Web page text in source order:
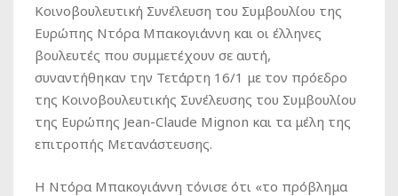
Κοινοβουλευτική Συνέλευση του Συμβουλίου της
Ευρώπης Ντόρα Μπακογιάννη και οι έλληνες
βουλευτές που συμμετέχουν σε αυτή,
συναντήθηκαν την Τετάρτη 16/1 με τον πρόεδρο
της Κοινοβουλευτικής Συνέλευσης του Συμβουλίου
της Ευρώπης Jean-Claude Mignon και τα μέλη της
επιτροπής Μετανάστευσης.
Η Ντόρα Μπακογιάννη τόνισε ότι «το πρόβλημα